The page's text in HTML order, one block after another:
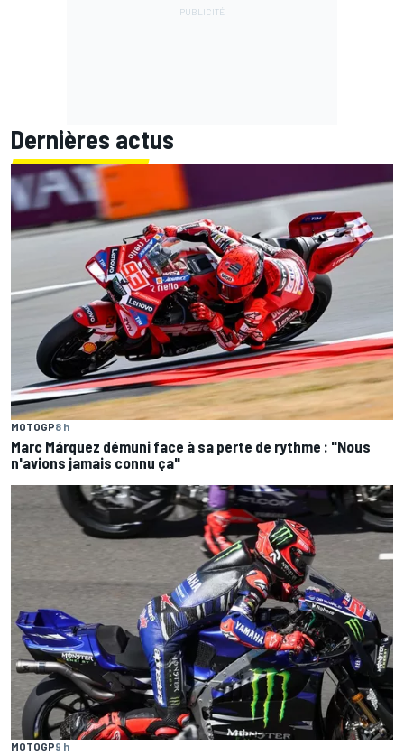
Dernières actus
MOTOGP8 h
Marc Márquez démuni face à sa perte de rythme : "Nous
n'avions jamais connu ça"
MOTOGP9 h